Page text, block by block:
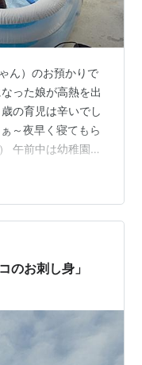
ん）のお預かりで
った娘が高熱を出
の育児は辛いでし
～夜早く寝てもら
午前中は幼稚園
る日は西宮ガーデ
ムパーク」で遊び
て 粘土に塗り絵に
らいました(^^; よ
ちゃんの頃の預か
のお刺し身」